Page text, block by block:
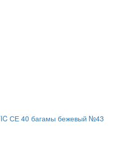
СЕ 40 багамы бежевый №43